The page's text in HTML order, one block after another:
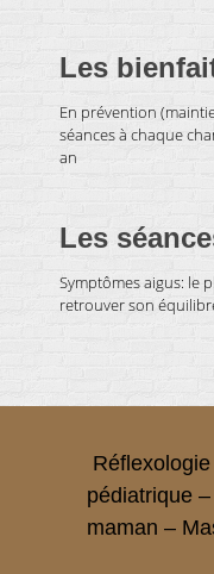
Les
En prévention
séances à chaque
an
Les
Symptômes aigus: le
retrouver son
pédiatrique –
maman –